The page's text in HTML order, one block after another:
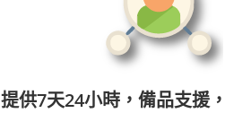
提供7天24小時，備品支援